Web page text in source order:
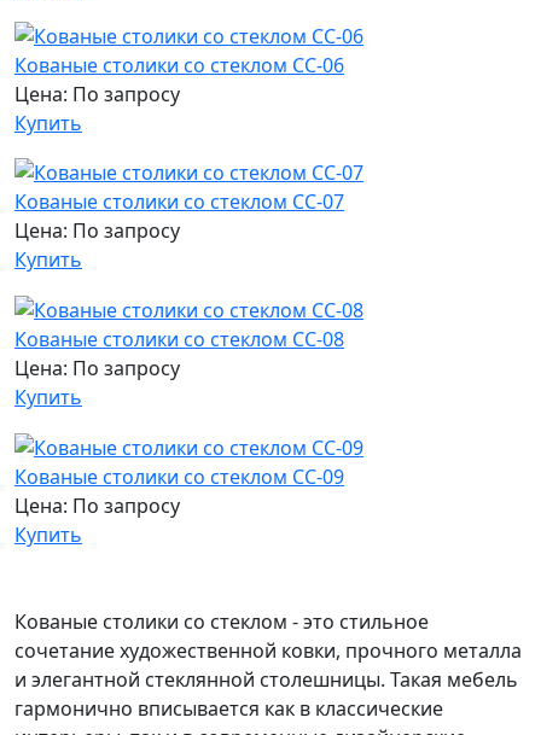
Кованые столики со стеклом СС-06
Цена: По запросу
Купить
Кованые столики со стеклом СС-07
Цена: По запросу
Купить
Кованые столики со стеклом СС-08
Цена: По запросу
Купить
Кованые столики со стеклом СС-09
Цена: По запросу
Купить
Кованые столики со стеклом - это стильное
сочетание художественной ковки, прочного металла
и элегантной стеклянной столешницы. Такая мебель
гармонично вписывается как в классические